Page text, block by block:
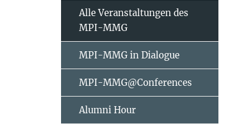
Alle Veranstaltungen des
MPI-MMG
MPI-MMG in Dialogue
MPI-MMG@Conferences
Alumni Hour